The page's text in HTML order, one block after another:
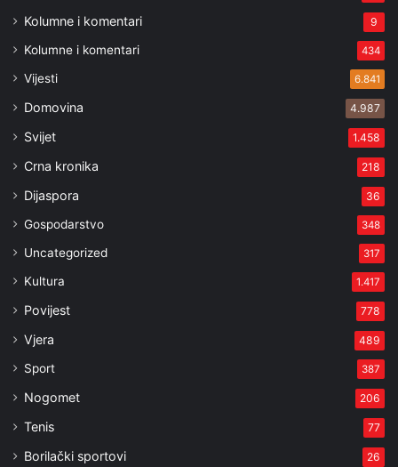
Kolumne i komentari 9
Kolumne i komentari 434
Vijesti 6.841
Domovina 4.987
Svijet 1.458
Crna kronika 218
Dijaspora 36
Gospodarstvo 348
Uncategorized 317
Kultura 1.417
Povijest 778
Vjera 489
Sport 387
Nogomet 206
Tenis 77
Borilački sportovi 26